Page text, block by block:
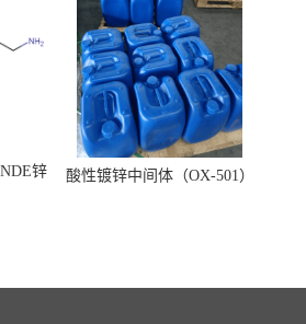
锌
酸性镀锌中间体（OX-501）